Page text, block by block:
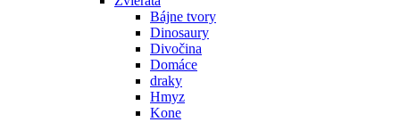
Bájne tvory
Dinosaury
Divočina
Domáce
draky
Hmyz
Kone